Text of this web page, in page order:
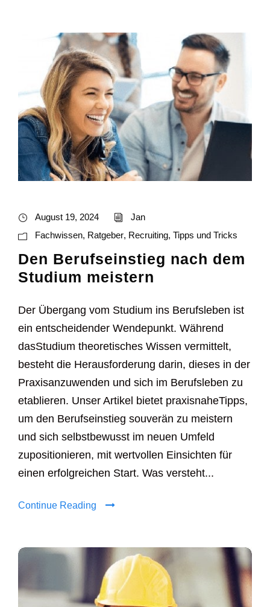
August 19, 2024
Jan
Fachwissen, Ratgeber, Recruiting, Tipps und Tricks
Den Berufseinstieg nach dem
Studium meistern
Der Übergang vom Studium ins Berufsleben ist
ein entscheidender Wendepunkt. Während
dasStudium theoretisches Wissen vermittelt,
besteht die Herausforderung darin, dieses in der
Praxisanzuwenden und sich im Berufsleben zu
etablieren. Unser Artikel bietet praxisnaheTipps,
um den Berufseinstieg souverän zu meistern
und sich selbstbewusst im neuen Umfeld
zupositionieren, mit wertvollen Einsichten für
einen erfolgreichen Start. Was versteht...
Continue Reading